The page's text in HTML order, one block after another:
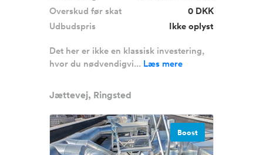
Overskud før skat
0 DKK
Udbudspris
Ikke oplyst
Det her er ikke en klassisk investering,
hvor du nødvendigvi... Læs mere
Jættevej, Ringsted
Boost